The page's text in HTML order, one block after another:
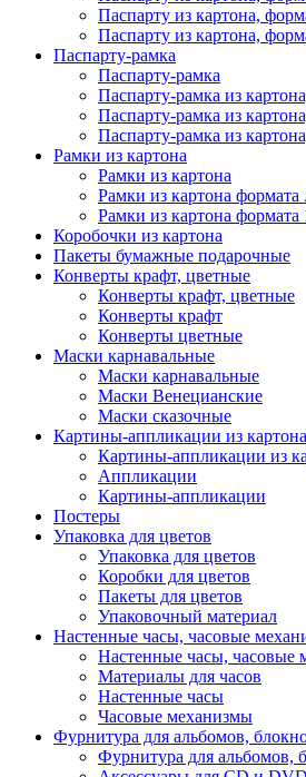
Паспарту из картона,
Паспарту из картона,
Паспарту-рамка
Паспарту-рамка
Паспарту-рамка из
Паспарту-рамка из
Паспарту-рамка из
Рамки из картона
Рамки из картона
Рамки из картона
Рамки из картона
Коробочки из картона
Пакеты бумажные подарочные
Конверты крафт, цветные
Конверты крафт, цветные
Конверты крафт
Конверты цветные
Маски карнавальные
Маски карнавальные
Маски Венецианские
Маски сказочные
Картины-аппликации из картона
Картины-аппликации из
Аппликации
Картины-аппликации
Постеры
Упаковка для цветов
Упаковка для цветов
Коробки для цветов
Пакеты для цветов
Упаковочный материал
Настенные часы, часовые
Настенные часы, часовые
Материалы для часов
Настенные часы
Часовые механизмы
Фурнитура для альбомов,
Фурнитура для альбомов,